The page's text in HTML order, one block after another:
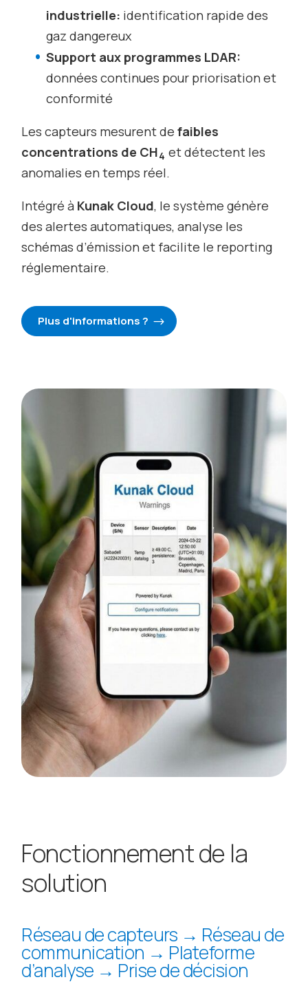
industrielle: identification rapide des
gaz dangereux
Support aux programmes LDAR:
données continues pour priorisation et
conformité
Les capteurs mesurent defaibles
concentrations de CH4 et détectent les
anomalies en temps réel.
Intégré à Kunak Cloud, le système génère
des alertes automatiques, analyse les
schémas d’émission et facilite le reporting
réglementaire.
Plus d'informations ?
Fonctionnement de la
solution
Réseau de capteurs → Réseau de
communication → Plateforme
d’analyse → Prise de décision